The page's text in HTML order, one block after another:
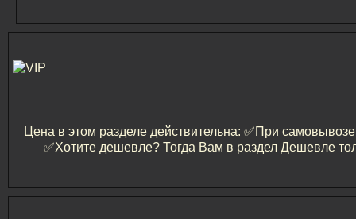
Цена в этом разделе действительна: ✅️При
✅️Хотите дешевле? Тогда Вам в раздел Дешевле